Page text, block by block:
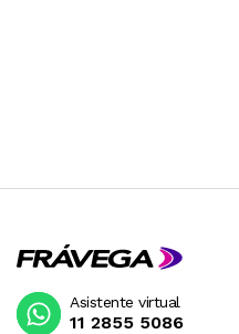
Asistente virtual
11 2855 5086